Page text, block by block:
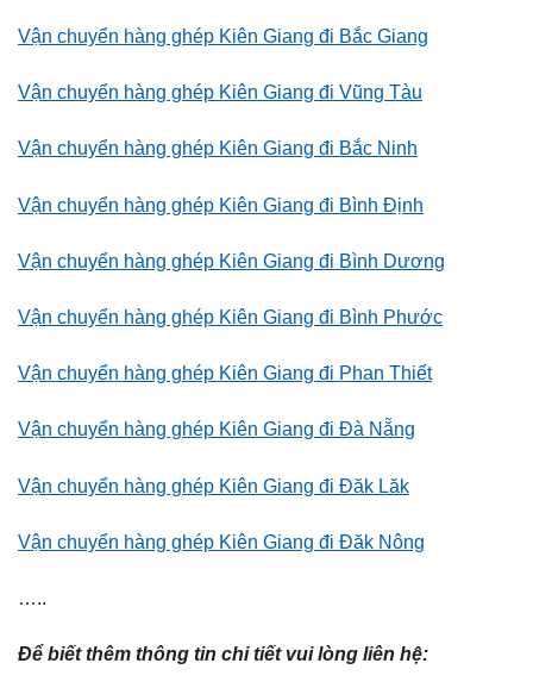
Vận chuyển hàng ghép Kiên Giang đi Bắc Giang
Vận chuyển hàng ghép Kiên Giang đi Vũng Tàu
Vận chuyển hàng ghép Kiên Giang đi Bắc Ninh
Vận chuyển hàng ghép Kiên Giang đi Bình Định
Vận chuyển hàng ghép Kiên Giang đi Bình Dương
Vận chuyển hàng ghép Kiên Giang đi Bình Phước
Vận chuyển hàng ghép Kiên Giang đi Phan Thiết
Vận chuyển hàng ghép Kiên Giang đi Đà Nẵng
Vận chuyển hàng ghép Kiên Giang đi Đăk Lăk
Vận chuyển hàng ghép Kiên Giang đi Đăk Nông
…..
Để biết thêm thông tin chi tiết vui lòng liên hệ: